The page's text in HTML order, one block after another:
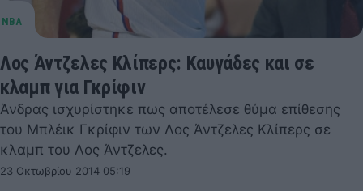
Λος Άντζελες Κλίπερς: Καυγάδες και σε
κλαμπ για Γκρίφιν
Άνδρας ισχυρίστηκε πως αποτέλεσε θύμα επίθεσης
του Μπλέικ Γκρίφιν των Λος Άντζελες Κλίπερς σε
κλαμπ του Λος Άντζελες.
23 Οκτωβρίου 2014 05:19